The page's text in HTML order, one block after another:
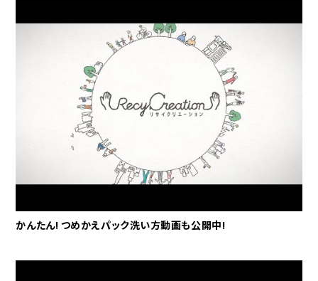
かんたん! つめかえパック洗い方動画も公開中!